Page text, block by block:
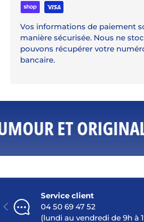
Vos informations de paiement
manière sécurisée. Nous ne
pouvons récupérer votre
bancaire.
ET
PRÉCÉDENT
Service client
04 50 69 47 52
(lundi au vendredi de 9h à